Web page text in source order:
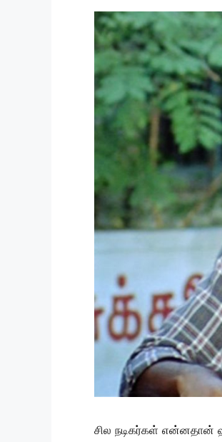
சில நடிகர்கள் என்னதான்